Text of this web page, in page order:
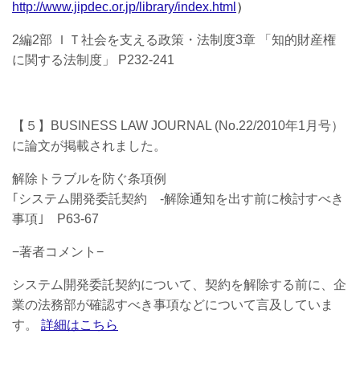
http://www.jipdec.or.jp/library/index.html ）
2編2部 ＩＴ社会を支える政策・法制度3章 「知的財産権
に関する法制度」 P232-241
【５】BUSINESS LAW JOURNAL (No.22/2010年1月号）
に論文が掲載されました。
解除トラブルを防ぐ条項例
｢システム開発委託契約 -解除通知を出す前に検討すべき
事項｣ P63-67
−著者コメント−
システム開発委託契約について、契約を解除する前に、企
業の法務部が確認すべき事項などについて言及していま
す。 詳細はこちら